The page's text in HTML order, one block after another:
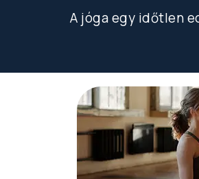
A jóga egy időtlen